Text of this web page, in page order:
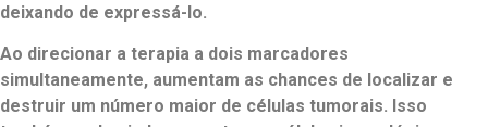
deixando de expressá-lo.
Ao direcionar a terapia a dois marcadores
simultaneamente, aumentam as chances de localizar e
destruir um número maior de células tumorais. Isso